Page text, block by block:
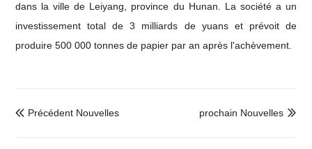
dans la ville de Leiyang, province du Hunan. La société a un
investissement total de 3 milliards de yuans et prévoit de
produire 500 000 tonnes de papier par an après l'achèvement.
 Précédent Nouvelles 
prochain Nouvelles